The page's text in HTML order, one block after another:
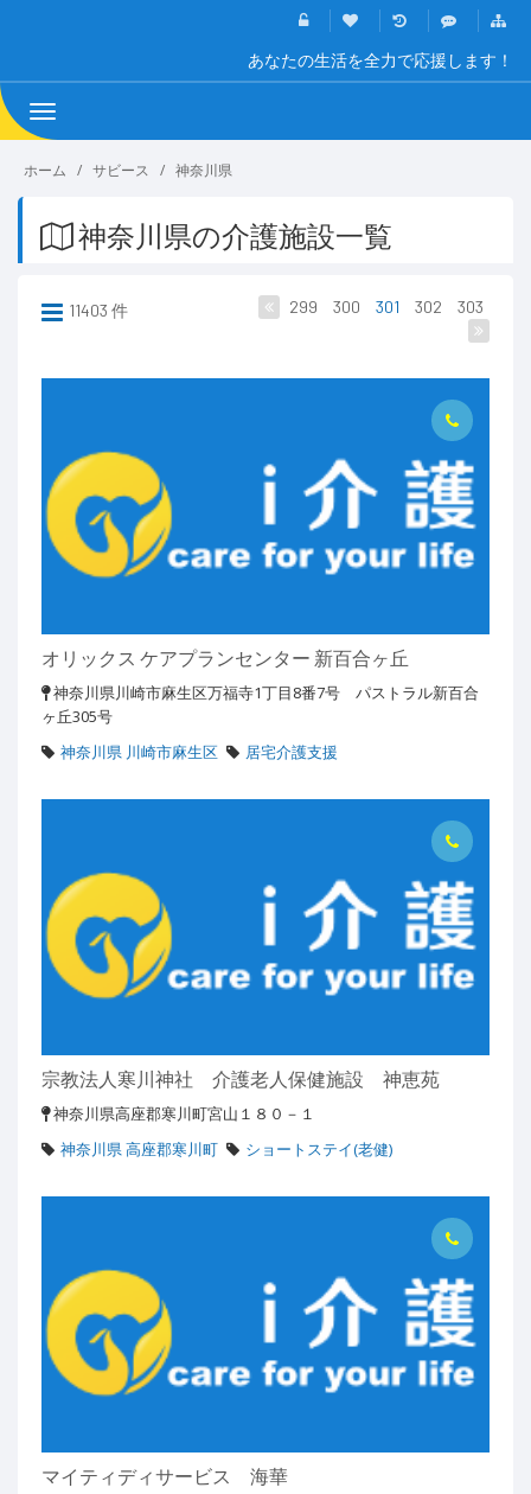
あなたの生活を全力で応援します！
Toggle
navigation
ホーム サビース 神奈川県
神奈川県の介護施設一覧
11403 件 299 300 301 302 303
オリックス ケアプランセンター 新百合ヶ丘
神奈川県川崎市麻生区万福寺1丁目8番7号 パストラル新百合
ヶ丘305号
神奈川県 川崎市麻生区
居宅介護支援
宗教法人寒川神社 介護老人保健施設 神恵苑
神奈川県高座郡寒川町宮山１８０－１
神奈川県 高座郡寒川町
ショートステイ(老健)
マイティディサービス 海華